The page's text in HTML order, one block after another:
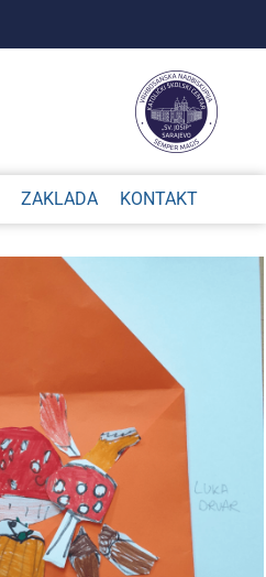
ZAKLADA KONTAKT